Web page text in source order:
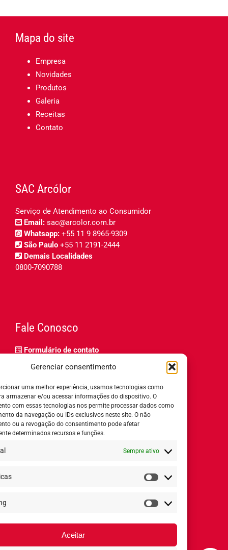
Gerenciar consentimento
uma melhor experiência, usamos tecnologias como
armazenar e/ou acessar informações do dispositivo. O
com essas tecnologias nos permite processar dados como
da navegação ou IDs exclusivos neste site. O não
ou a revogação do consentimento pode afetar
determinados recursos e funções.
Sempre ativo
Estatísticas
Marketing
Aceitar
Mapa do site
Empresa
Novidades
Produtos
Galeria
Receitas
Contato
SAC Arcólor
Serviço de Atendimento ao Consumidor
Email: sac@arcolor.com.br
Whatsapp: +55 11 9 8965-9309
São Paulo +55 11 2191-2444
Demais Localidades
0800-7090788
Fale Conosco
Formulário de contato
Relatório de igualdade salarial
Horário de Atendimento:
8h ás 18h